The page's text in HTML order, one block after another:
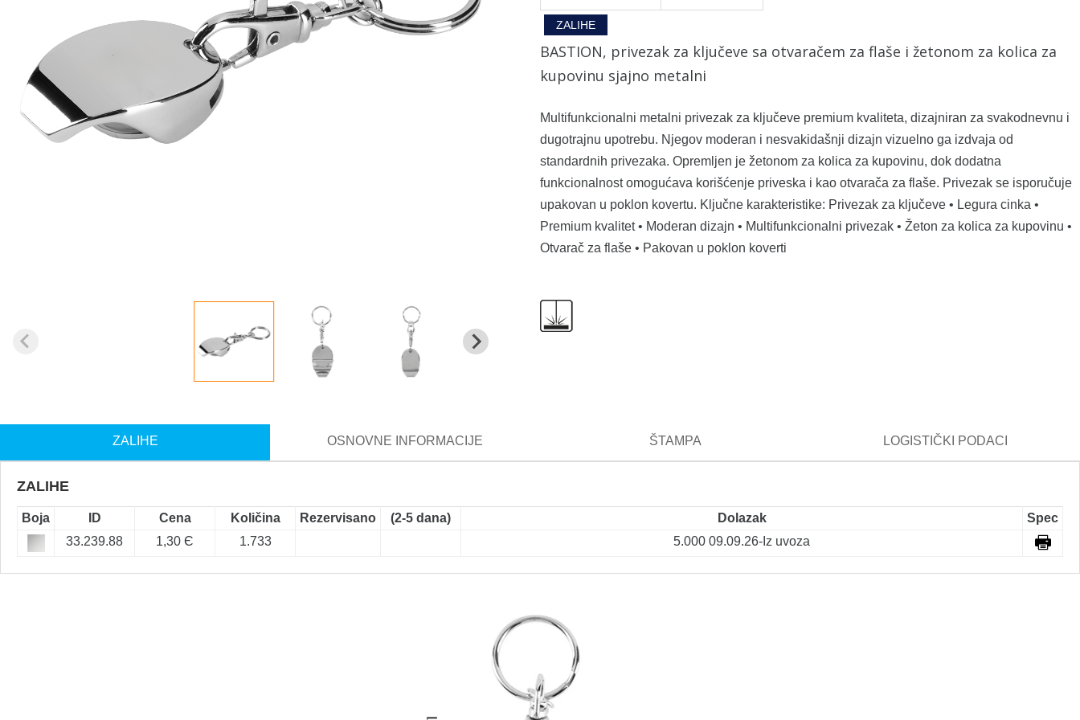
ZALIHE
BASTION, privezak za ključeve sa otvaračem za flaše i žetonom za kolica za
kupovinu sjajno metalni
Multifunkcionalni metalni privezak za ključeve premium kvaliteta, dizajniran za svakodnevnu i
dugotrajnu upotrebu. Njegov moderan i nesvakidašnji dizajn vizuelno ga izdvaja od
standardnih privezaka. Opremljen je žetonom za kolica za kupovinu, dok dodatna
funkcionalnost omogućava korišćenje priveska i kao otvarača za flaše. Privezak se isporučuje
upakovan u poklon kovertu. Ključne karakteristike: Privezak za ključeve • Legura cinka •
Premium kvalitet • Moderan dizajn • Multifunkcionalni privezak • Žeton za kolica za kupovinu •
Otvarač za flaše • Pakovan u poklon koverti
ZALIHE OSNOVNE INFORMACIJE ŠTAMPA LOGISTIČKI PODACI
ZALIHE
Boja ID Cena Količina Rezervisano (2-5 dana) Dolazak
Spec
33.239.88
1,30 Є 1.733 5.000 09.09.26-Iz uvoza